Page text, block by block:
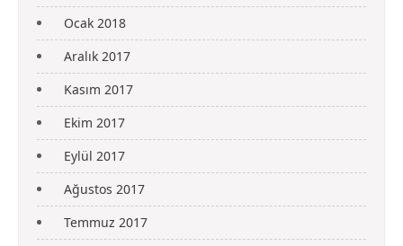
Ocak 2018
Aralık 2017
Kasım 2017
Ekim 2017
Eylül 2017
Ağustos 2017
Temmuz 2017